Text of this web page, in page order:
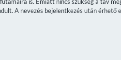
A nevezés bejelentkezés után érhető